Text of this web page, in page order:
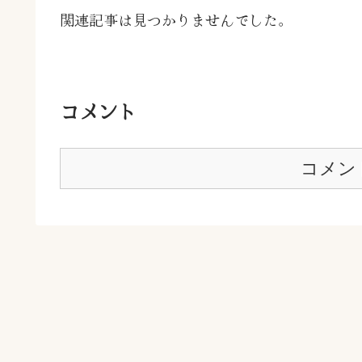
関連記事は見つかりませんでした。
コメント
コメン